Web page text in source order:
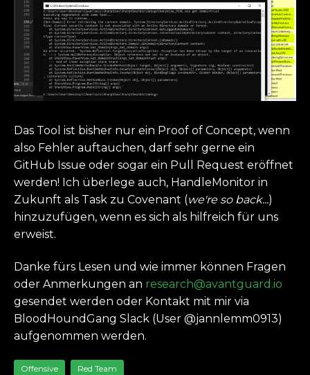
Das Tool ist bisher nur ein Proof of Concept, wenn
also Fehler auftauchen, darf sehr gerne ein
GitHub Issue oder sogar ein Pull Request eröffnet
werden! Ich überlege auch, HandleMonitor in
Zukunft als Task zu Covenant (we're so back...)
hinzuzufügen, wenn es sich als hilfreich für uns
erweist.
Danke fürs Lesen und wie immer können Fragen
oder Anmerkungen an research@avantguard.io
gesendet werden oder Kontakt mit mir via
BloodHoundGang Slack (User @jannlemm0913)
aufgenommen werden.
Offensive Red Team